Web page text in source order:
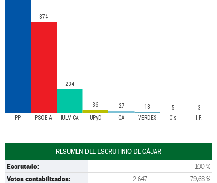
PP PSOE-A IULV-CA UPyD CA VERDES C's I.R.
874
234
36 27 18 5 3
RESUMEN DEL ESCRUTINIO DE CÁJAR
Escrutado: 100 %
Votos contabilizados: 2.647 79,68 %